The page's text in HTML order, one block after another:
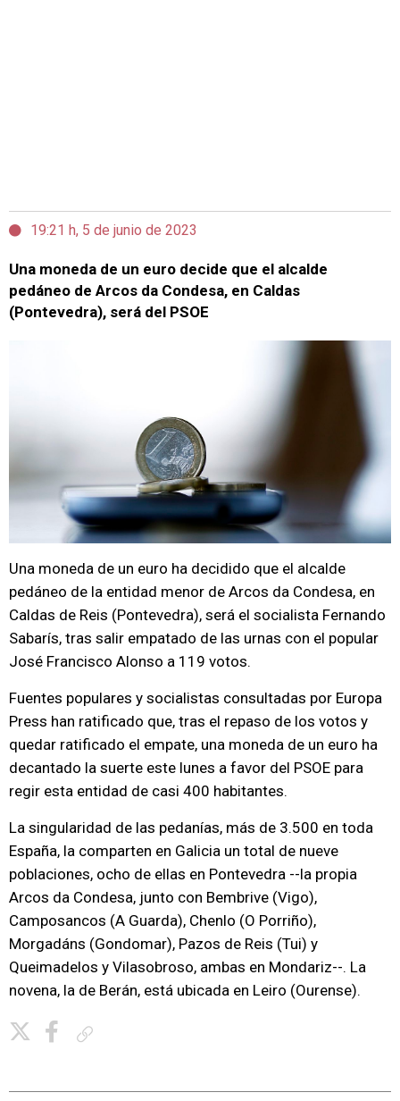
19:21 h, 5 de junio de 2023
Una moneda de un euro decide que el alcalde
pedáneo de Arcos da Condesa, en Caldas
(Pontevedra), será del PSOE
Una moneda de un euro ha decidido que el alcalde
pedáneo de la entidad menor de Arcos da Condesa, en
Caldas de Reis (Pontevedra), será el socialista Fernando
Sabarís, tras salir empatado de las urnas con el popular
José Francisco Alonso a 119 votos.
Fuentes populares y socialistas consultadas por Europa
Press han ratificado que, tras el repaso de los votos y
quedar ratificado el empate, una moneda de un euro ha
decantado la suerte este lunes a favor del PSOE para
regir esta entidad de casi 400 habitantes.
La singularidad de las pedanías, más de 3.500 en toda
España, la comparten en Galicia un total de nueve
poblaciones, ocho de ellas en Pontevedra --la propia
Arcos da Condesa, junto con Bembrive (Vigo),
Camposancos (A Guarda), Chenlo (O Porriño),
Morgadáns (Gondomar), Pazos de Reis (Tui) y
Queimadelos y Vilasobroso, ambas en Mondariz--. La
novena, la de Berán, está ubicada en Leiro (Ourense).